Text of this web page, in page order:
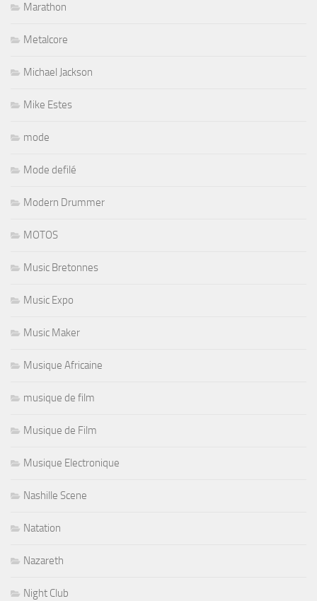
Marathon
Metalcore
Michael Jackson
Mike Estes
mode
Mode defilé
Modern Drummer
MOTOS
Music Bretonnes
Music Expo
Music Maker
Musique Africaine
musique de film
Musique de Film
Musique Electronique
Nashille Scene
Natation
Nazareth
Night Club